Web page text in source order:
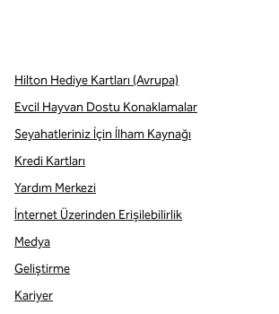
Hilton Hediye Kartları (Avrupa)
Evcil Hayvan Dostu Konaklamalar
Seyahatleriniz İçin İlham Kaynağı
Kredi Kartları
Yardım Merkezi
İnternet Üzerinden Erişilebilirlik
Medya
Geliştirme
Kariyer